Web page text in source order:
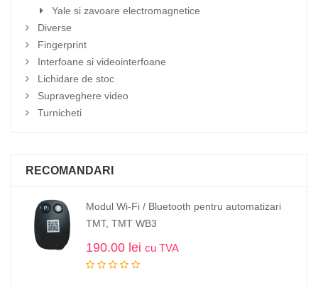
Yale si zavoare electromagnetice
Diverse
Fingerprint
Interfoane si videointerfoane
Lichidare de stoc
Supraveghere video
Turnicheti
RECOMANDARI
Modul Wi-Fi / Bluetooth pentru automatizari
TMT, TMT WB3
190.00 lei cu TVA